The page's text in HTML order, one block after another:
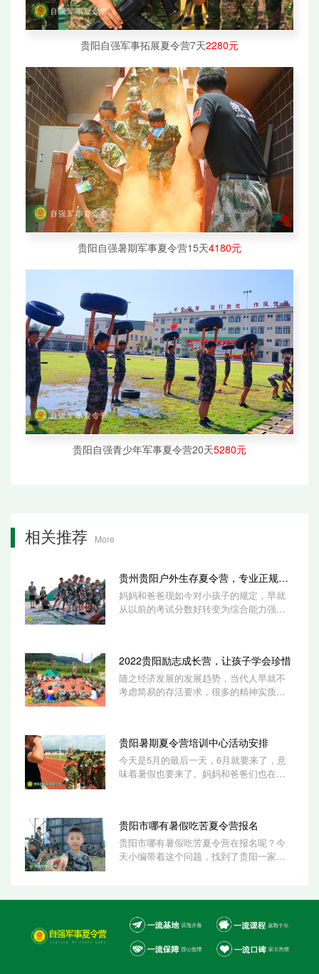
贵阳自强军事拓展夏令营7天2280元
贵阳自强暑期军事夏令营15天4180元
贵阳自强青少年军事夏令营20天5280元
相关推荐 More
贵州贵阳户外生存夏令营，专业正规好选
妈妈和爸爸现如今对小孩子的规定，早就
从以前的考试分数好转变为综合能力强。
2022贵阳励志成长营，让孩子学会珍惜
随之经济发展的发展趋势，当代人早就不
考虑简易的存活要求，很多的精神实质要
贵阳暑期夏令营培训中心活动安排
今天是5月的最后一天，6月就要来了，意
味着暑假也要来了。妈妈和爸爸们也在为
贵阳市哪有暑假吃苦夏令营报名
贵阳市哪有暑假吃苦夏令营在报名呢？今
天小编带着这个问题，找到了贵阳一家比